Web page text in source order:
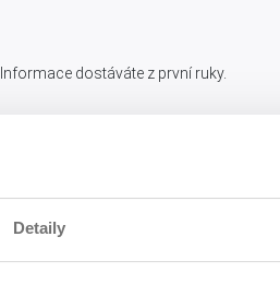
Detaily
dostáváte z první ruky.
nejkvalitnějšího lektora pro
dlouhodobé vzdělávání, individuální